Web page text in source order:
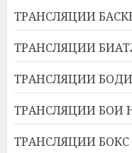
ТРАНСЛЯЦИИ
ТРАНСЛЯЦИИ
ТРАНСЛЯЦИИ
ТРАНСЛЯЦИИ БОИ
ТРАНСЛЯЦИИ БОКС